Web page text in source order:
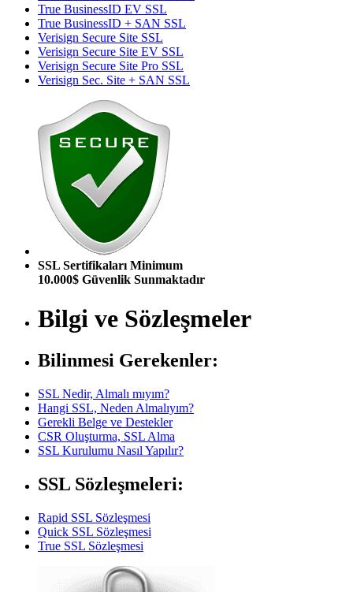
True BusinessID EV SSL
True BusinessID + SAN SSL
Verisign Secure Site SSL
Verisign Secure Site EV SSL
Verisign Secure Site Pro SSL
Verisign Sec. Site + SAN SSL
SSL Sertifikaları Minimum
10.000$ Güvenlik Sunmaktadır
Bilgi ve Sözleşmeler
Bilinmesi Gerekenler:
SSL Nedir, Almalı mıyım?
Hangi SSL, Neden Almalıyım?
Gerekli Belge ve Destekler
CSR Oluşturma, SSL Alma
SSL Kurulumu Nasıl Yapılır?
SSL Sözleşmeleri:
Rapid SSL Sözleşmesi
Quick SSL Sözleşmesi
True SSL Sözleşmesi